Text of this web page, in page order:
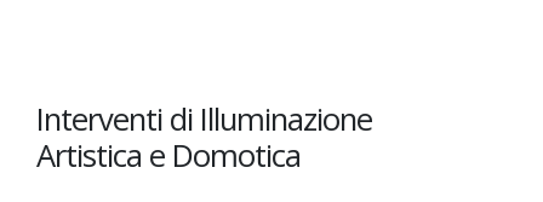
Interventi di Illuminazione
Artistica e Domotica